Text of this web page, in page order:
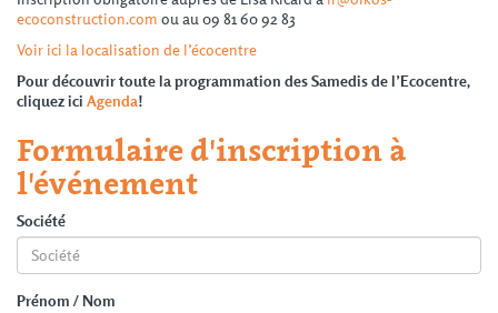
ecoconstruction.com ou au 09 81 60 92 83
Voir ici la localisation de l’écocentre
Pour découvrir toute la programmation des Samedis de l’Ecocentre,
cliquez ici Agenda!
Formulaire d'inscription à
l'événement
Société
Prénom / Nom